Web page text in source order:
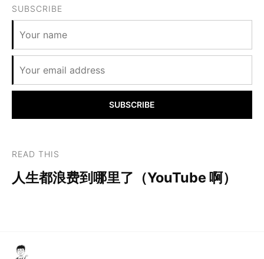
SUBSCRIBE
SUBSCRIBE
READ THIS
人生都浪费到哪里了（YouTube 啊）